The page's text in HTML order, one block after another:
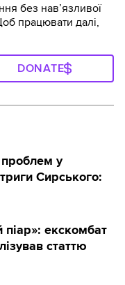
без навʼязливої
працювати далі,
DONATE
у
Сирського:
екскомбат
статтю